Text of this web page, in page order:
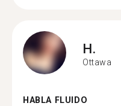
H.
Ottawa
HABLA FLUIDO